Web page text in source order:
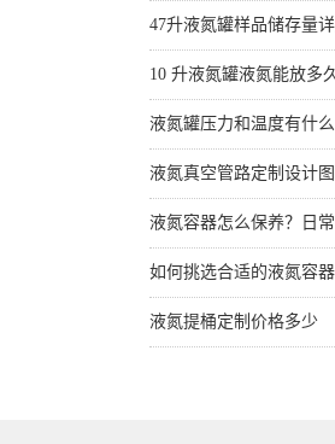
47升液氮罐样品储存量
液氮罐压力和温度有什么
液氮真空管路定制设计
液氮容器怎么保养？日
液氮提桶定制价格多少